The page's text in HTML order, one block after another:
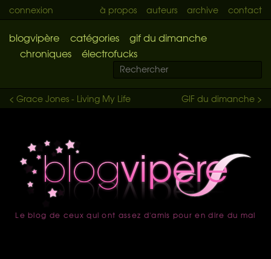
connexion à propos auteurs archive contact
blogvipère catégories
gif du dimanche
chroniques
électrofucks
GIF du dimanche >
< Grace Jones - Living My Life
accueil
Le blog de ceux qui ont assez d'amis pour en dire du mal